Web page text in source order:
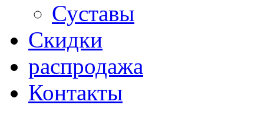
Суставы
Скидки
распродажа
Контакты